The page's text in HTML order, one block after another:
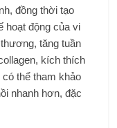
đồng thời tạo
hoạt động của vi
tăng tuần
kích thích
thể tham khảo
nhanh hơn, đặc